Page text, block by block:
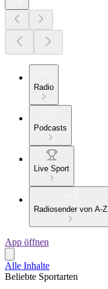
Radio
Podcasts
Live Sport
Radiosender von A-Z
App öffnen
Alle Inhalte
Beliebte Sportarten